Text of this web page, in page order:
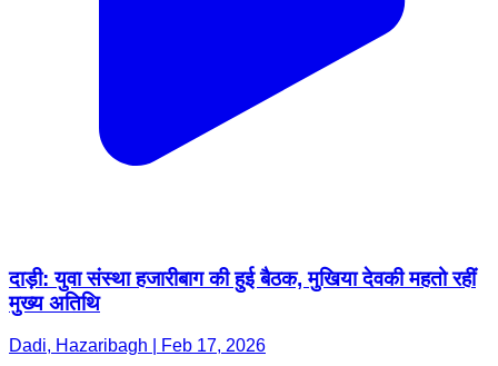
दाड़ी: युवा संस्था हजारीबाग की हुई बैठक, मुखिया देवकी महतो रहीं
मुख्य अतिथि
Dadi, Hazaribagh | Feb 17, 2026